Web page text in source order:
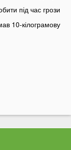
під час грози
10-кілограмову
чоловіка